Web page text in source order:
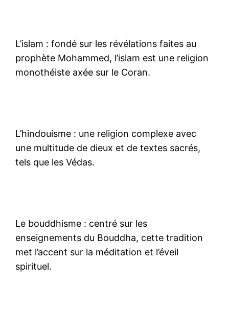
L’islam : fondé sur les révélations faites au
prophète Mohammed, l’islam est une religion
monothéiste axée sur le Coran.
L’hindouisme : une religion complexe avec
une multitude de dieux et de textes sacrés,
tels que les Védas.
Le bouddhisme : centré sur les
enseignements du Bouddha, cette tradition
met l’accent sur la méditation et l’éveil
spirituel.